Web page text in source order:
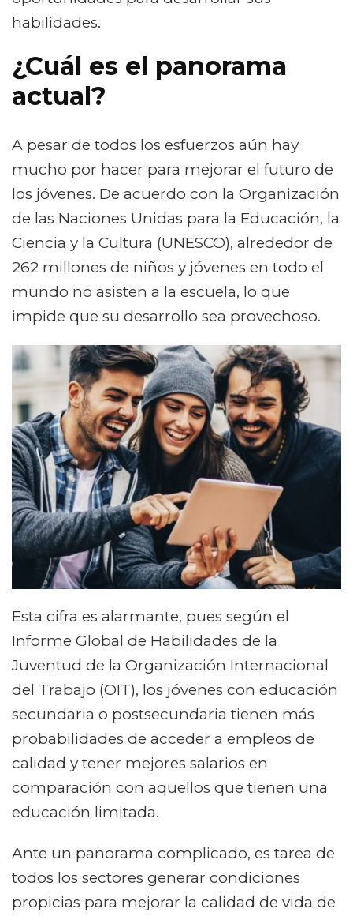
habilidades.
¿Cuál es el panorama
actual?
A pesar de todos los esfuerzos aún hay
mucho por hacer para mejorar el futuro de
los jóvenes. De acuerdo con la Organización
de las Naciones Unidas para la Educación, la
Ciencia y la Cultura (UNESCO), alrededor de
262 millones de niños y jóvenes en todo el
mundo no asisten a la escuela, lo que
impide que su desarrollo sea provechoso.
Esta cifra es alarmante, pues según el
Informe Global de Habilidades de la
Juventud de la Organización Internacional
del Trabajo (OIT), los jóvenes con educación
secundaria o postsecundaria tienen más
probabilidades de acceder a empleos de
calidad y tener mejores salarios en
comparación con aquellos que tienen una
educación limitada.
Ante un panorama complicado, es tarea de
todos los sectores generar condiciones
propicias para mejorar la calidad de vida de